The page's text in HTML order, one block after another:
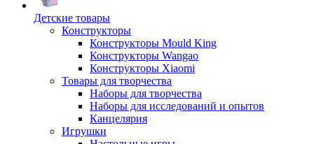
Детские товары
Конструкторы
Конструкторы Mould King
Конструкторы Wangao
Конструкторы Xiaomi
Товары для творчества
Наборы для творчества
Наборы для исследований и опытов
Канцелярия
Игрушки